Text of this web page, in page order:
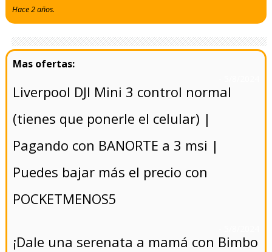
Hace 2 años.
Liverpool DJI Mini 3 control normal
(tienes que ponerle el celular) |
Pagando con BANORTE a 3 msi |
Puedes bajar más el precio con
POCKETMENOS5
¡Dale una serenata a mamá con Bimbo